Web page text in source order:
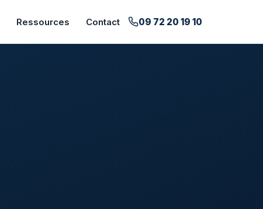
Ressources Contact 09 72 20 19 10